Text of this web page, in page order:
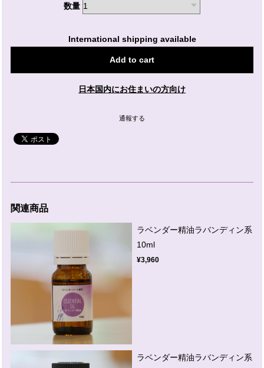
数量
International shipping available
Add to cart
日本国内にお住まいの方向け
通報する
関連商品
ラベンダー精油ラバンディン系
10ml
¥3,960
ラベンダー精油ラバンディン系